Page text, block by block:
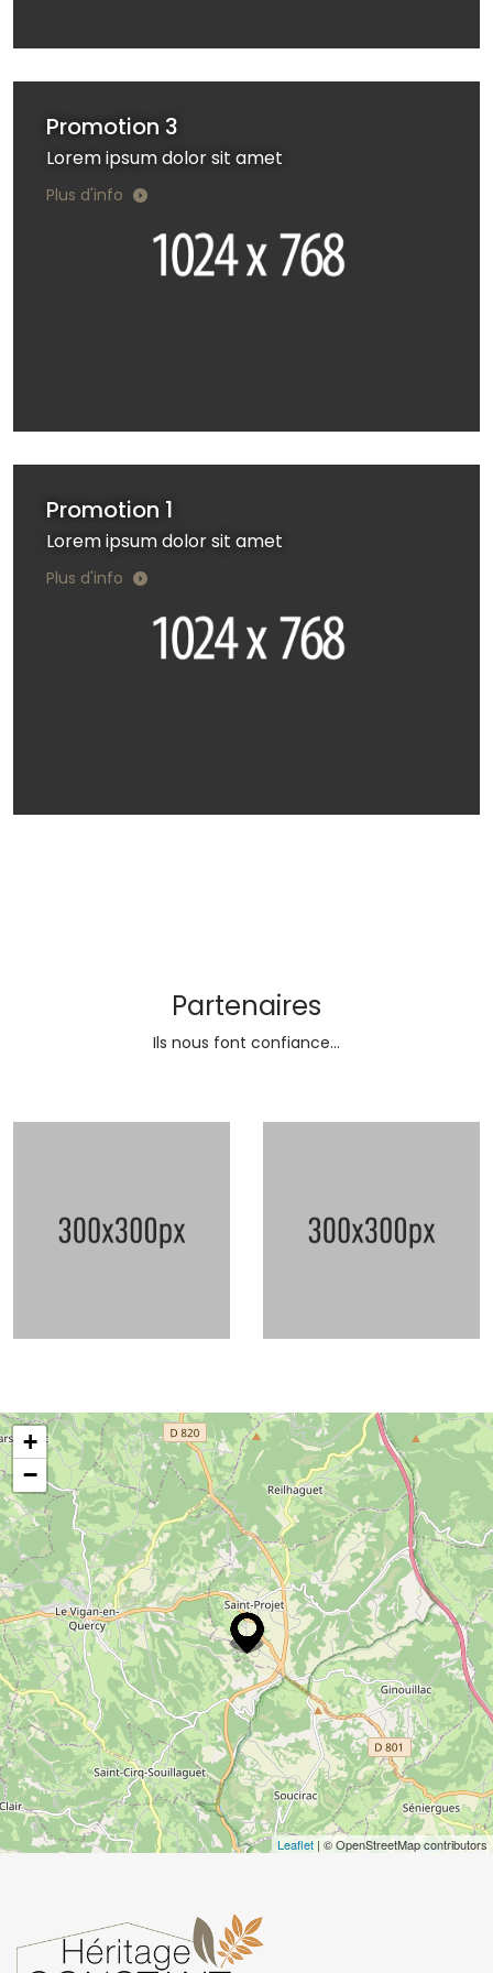
Promotion 3
Lorem ipsum dolor sit amet
Plus d'info
Promotion 1
Lorem ipsum dolor sit amet
Plus d'info
Partenaires
Ils nous font confiance...
+
−
Leaflet | © OpenStreetMap contributors
Quelques-un au hazard...